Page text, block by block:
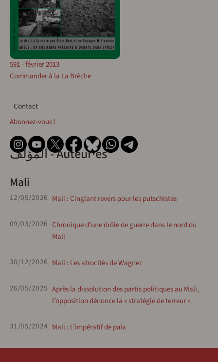
591 - février 2013
Commander à la La Brèche
Contact
Contact
Abonnez-vous !
المؤلف - Auteur·es
Mali
12/05/2026 Mali : Cinglant revers pour les putschistes
09/03/2026 Chronique d’une drôle de guerre dans le nord du
Mali
30/12/2026 Mali : Les atrocités de Wagner
26/05/2025 Après la dissolution des partis politiques au Mali,
l’opposition dénonce la « stratégie de terreur »
31/05/2024 Mali : L’impératif de paix